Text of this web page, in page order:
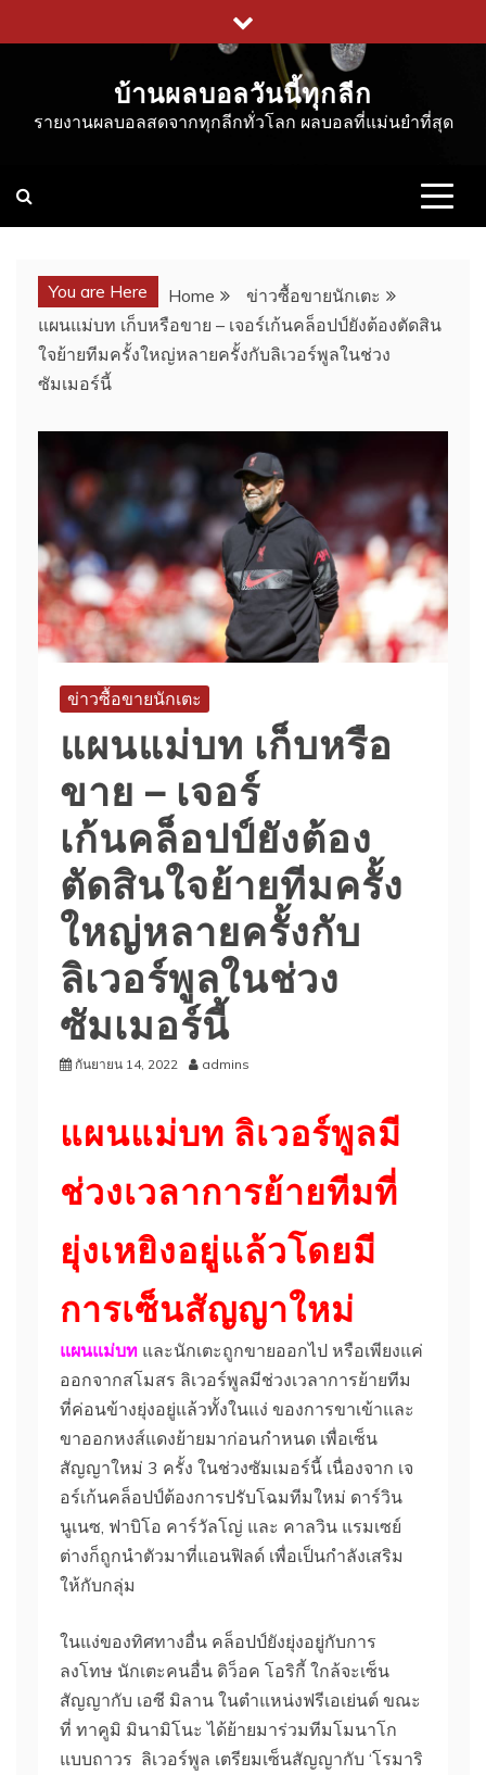
to
บ้านผลบอลวันนี้ทุกลีก
รายงานผลบอลสดจากทุกลีกทั่วโลก ผลบอลที่แม่นยำที่สุด
You are Here Home
ข่าวซื้อขายนักเตะ
แผนแม่บท เก็บหรือขาย – เจอร์เก้นคล็อปป์ยังต้องตัดสิน
ใจย้ายทีมครั้งใหญ่หลายครั้งกับลิเวอร์พูลในช่วง
ซัมเมอร์นี้
ข่าวซื้อขายนักเตะ
แผนแม่บท เก็บหรือ
ขาย – เจอร์
เก้นคล็อปป์ยังต้อง
ตัดสินใจย้ายทีมครั้ง
ใหญ่หลายครั้งกับ
ลิเวอร์พูลในช่วง
ซัมเมอร์นี้
กันยายน 14, 2022 admins
แผนแม่บท ลิเวอร์พูลมี
ช่วงเวลาการย้ายทีมที่
ยุ่งเหยิงอยู่แล้วโดยมี
การเซ็นสัญญาใหม่
แผนแม่บท และนักเตะถูกขายออกไป หรือเพียงแค่
ออกจากสโมสร ลิเวอร์พูลมีช่วงเวลาการย้ายทีม
ที่ค่อนข้างยุ่งอยู่แล้วทั้งในแง่ ของการขาเข้าและ
ขาออกหงส์แดงย้ายมาก่อนกําหนด เพื่อเซ็น
สัญญาใหม่ 3 ครั้ง ในช่วงซัมเมอร์นี้ เนื่องจาก เจ
อร์เก้นคล็อปป์ต้องการปรับโฉมทีมใหม่ ดาร์วิน
นูเนซ, ฟาบิโอ คาร์วัลโญ่ และ คาลวิน แรมเซย์
ต่างก็ถูกนําตัวมาที่แอนฟิลด์ เพื่อเป็นกําลังเสริม
ให้กับกลุ่ม
ในแง่ของทิศทางอื่น คล็อปป์ยังยุ่งอยู่กับการ
ลงโทษ นักเตะคนอื่น ดิว็อค โอริกี้ ใกล้จะเซ็น
สัญญากับ เอซี มิลาน ในตําแหน่งฟรีเอเย่นต์ ขณะ
ที่ ทาคูมิ มินามิโนะ ได้ย้ายมาร่วมทีมโมนาโก
แบบถาวร ลิเวอร์พูล เตรียมเซ็นสัญญากับ ‘โรมาริ